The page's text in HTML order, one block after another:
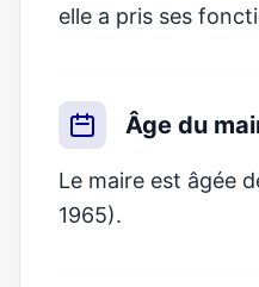
elle a pris ses
Âge du
Le maire est âgée
1965).